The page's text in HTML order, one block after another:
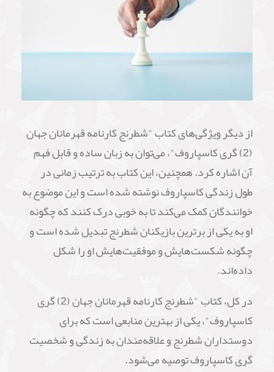
از دیگر ویژگی‌های کتاب "شطرنج کارنامه قهرمانان جهان
(2) گری کاسپاروف"، می‌توان به زبان ساده و قابل فهم
آن اشاره کرد. همچنین، این کتاب به ترتیب زمانی در
طول زندگی کاسپاروف نوشته شده است و این موضوع به
خوانندگان کمک می‌کند تا به خوبی درک کنند که چگونه
او به یکی از برترین بازیکنان شطرنج تبدیل شده است و
چگونه شکست‌هایش و موفقیت‌هایش او را شکل
داده‌اند.
در کل، کتاب "شطرنج کارنامه قهرمانان جهان (2) گری
کاسپاروف"، یکی از بهترین منابعی است که برای
دوستداران شطرنج و علاقه‌مندان به زندگی و شخصیت
گری کاسپاروف توصیه می‌شود.